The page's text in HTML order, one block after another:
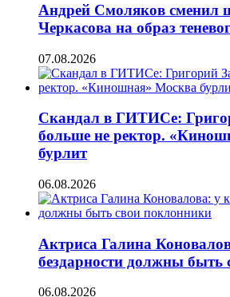
Андрей Смоляков сменил
Черкасова на образ
07.08.2026
Скандал в ГИТИСе:
больше не ректор.
бурлит
06.08.2026
Актриса Галина
бездарности должны быть
06.08.2026